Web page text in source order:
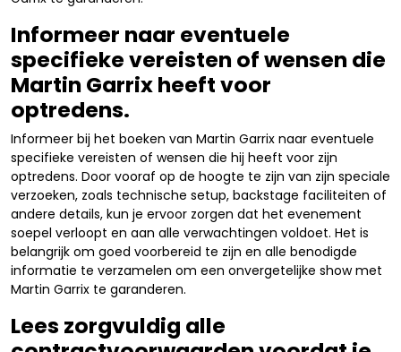
Informeer naar eventuele
specifieke vereisten of wensen die
Martin Garrix heeft voor
optredens.
Informeer bij het boeken van Martin Garrix naar eventuele
specifieke vereisten of wensen die hij heeft voor zijn
optredens. Door vooraf op de hoogte te zijn van zijn speciale
verzoeken, zoals technische setup, backstage faciliteiten of
andere details, kun je ervoor zorgen dat het evenement
soepel verloopt en aan alle verwachtingen voldoet. Het is
belangrijk om goed voorbereid te zijn en alle benodigde
informatie te verzamelen om een onvergetelijke show met
Martin Garrix te garanderen.
Lees zorgvuldig alle